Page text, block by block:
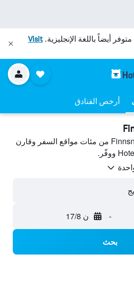
متوفر أيضاً باللغة الإنجليزية.Visit
أرخص الفنادق
ابحث عن فنادق في Finnsnes من مئات مواقع السفر وقارن
- ن 17/8
بحث